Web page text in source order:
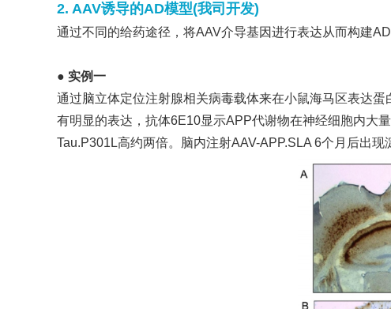
2. AAV诱导的AD模型(我司开发)
通过不同的给药途径，将AAV介导基因进行表达从而构建AD
● 实例一
通过脑立体定位注射腺相关病毒载体来在小鼠海马区表达
有明显的表达，抗体6E10显示APP代谢物在神经细胞内大
Tau.P301L高约两倍。脑内注射AAV-APP.SLA 6个月后出